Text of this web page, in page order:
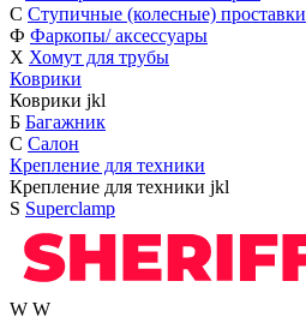
С Ступичные (колесные) проставки
Ф Фаркопы/ аксессуары
Х Хомут для трубы
Коврики
Коврики jkl
Б Багажник
С Салон
Крепление для техники
Крепление для техники jkl
S Superclamp
W W